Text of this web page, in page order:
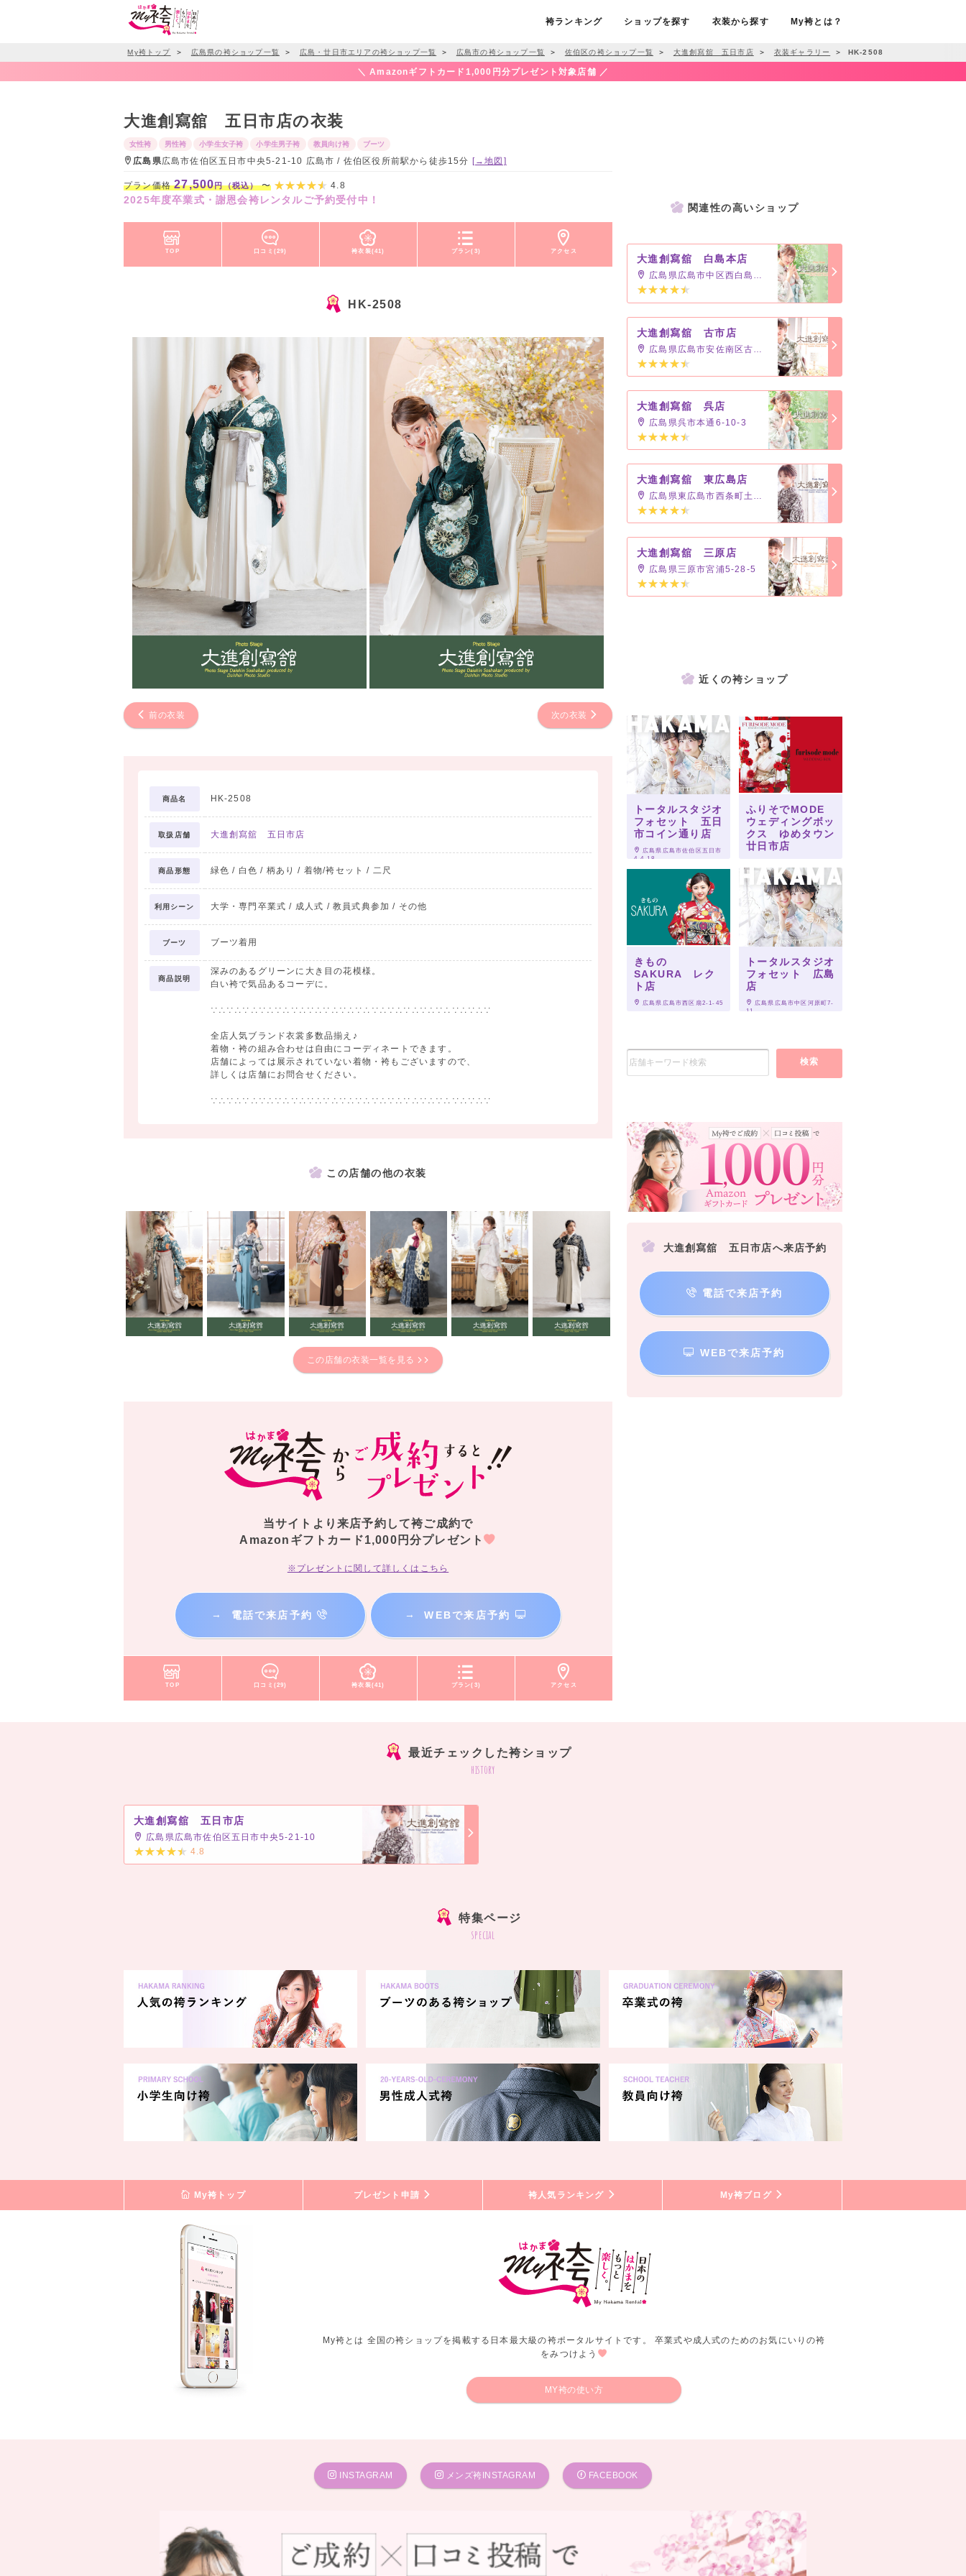
袴ランキング ショップを探す 衣装から探す My袴とは？
My袴トップ ＞ 広島県の袴ショップ一覧 ＞ 広島・廿日市エリアの袴ショップ一覧 ＞ 広島市の袴ショップ一覧 ＞ 佐伯区の袴ショップ一覧 ＞ 大進創寫舘 五日市店 ＞ 衣装ギャラリー ＞ HK-2508
＼ Amazonギフトカード1,000円分プレゼント対象店舗 ／
大進創寫舘 五日市店の衣装
女性袴 男性袴 小学生女子袴 小学生男子袴 教員向け袴 ブーツ
広島県広島市佐伯区五日市中央5-21-10 広島市 / 佐伯区役所前駅から徒歩15分 [→地図]
プラン価格27,500円（税込）〜 4.8
2025年度卒業式・謝恩会袴レンタルご予約受付中！
TOP 口コミ(29) 袴衣装(41) プラン(3) アクセス
HK-2508
前の衣装 次の衣装
商品名 HK-2508
取扱店舗 大進創寫舘 五日市店
商品形態 緑色 / 白色 / 柄あり / 着物/袴セット / 二尺
利用シーン 大学・専門卒業式 / 成人式 / 教員式典参加 / その他
ブーツ ブーツ着用
商品説明
深みのあるグリーンに大き目の花模様。
白い袴で気品あるコーデに。
∵∴∵∴∵∴∵∴∵∴∵∴∵∴∵∴∵∴∵∴∵∴∵∴∵∴∵∴∵∴∵∴∵∴∵
全店人気ブランド衣裳多数品揃え♪
着物・袴の組み合わせは自由にコーディネートできます。
店舗によっては展示されていない着物・袴もございますので、
詳しくは店舗にお問合せください。
∵∴∵∴∵∴∵∴∵∴∵∴∵∴∵∴∵∴∵∴∵∴∵∴∵∴∵∴∵∴∵∴∵∴∵
この店舗の他の衣装
この店舗の衣装一覧を見る
当サイトより来店予約して袴ご成約で
Amazonギフトカード1,000円分プレゼント
※プレゼントに関して詳しくはこちら
→ 電話で来店予約 → WEBで来店予約
TOP 口コミ(29) 袴衣装(41) プラン(3) アクセス
関連性の高いショップ
大進創寫舘 白島本店
広島県広島市中区西白島町16-11-2F
大進創寫舘 古市店
広島県広島市安佐南区古市2-33-12
大進創寫舘 呉店
広島県呉市本通6-10-3
大進創寫舘 東広島店
広島県東広島市西条町土与丸1227-1
大進創寫舘 三原店
広島県三原市宮浦5-28-5
近くの袴ショップ
トータルスタジオ
フォセット 五日
市コイン通り店
広島県広島市佐伯区五日市
4-4-18
ふりそでMODE
ウェディングボッ
クス ゆめタウン
廿日市店
1
きもの
SAKURA レク
ト店
広島県広島市西区扇2-1-45
トータルスタジオ
フォセット 広島
店
広島県広島市中区河原町7-
11
検索
大進創寫舘 五日市店へ来店予約
電話で来店予約
WEBで来店予約
最近チェックした袴ショップ
history
大進創寫舘 五日市店
広島県広島市佐伯区五日市中央5-21-10
4.8
特集ページ
special
My袴トップ プレゼント申請 袴人気ランキング My袴ブログ
My袴とは 全国の袴ショップを掲載する日本最大級の袴ポータルサイトです。 卒業式や成人式のためのお気にいりの袴
をみつけよう
MY袴の使い方
INSTAGRAM メンズ袴INSTAGRAM FACEBOOK